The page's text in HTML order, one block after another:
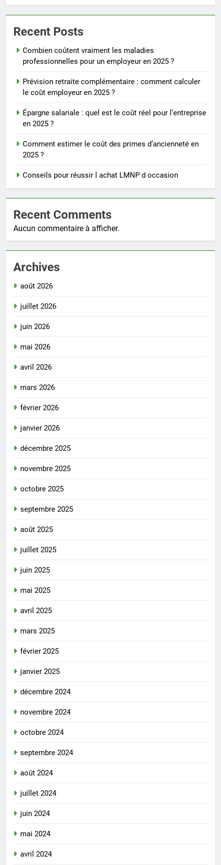
Recent Posts
Combien coûtent vraiment les maladies
professionnelles pour un employeur en 2025 ?
Prévision retraite complémentaire : comment calculer
le coût employeur en 2025 ?
Épargne salariale : quel est le coût réel pour l’entreprise
en 2025 ?
Comment estimer le coût des primes d’ancienneté en
2025 ?
Conseils pour réussir l achat LMNP d occasion
Recent Comments
Aucun commentaire à afficher.
Archives
août 2026
juillet 2026
juin 2026
mai 2026
avril 2026
mars 2026
février 2026
janvier 2026
décembre 2025
novembre 2025
octobre 2025
septembre 2025
août 2025
juillet 2025
juin 2025
mai 2025
avril 2025
mars 2025
février 2025
janvier 2025
décembre 2024
novembre 2024
octobre 2024
septembre 2024
août 2024
juillet 2024
juin 2024
mai 2024
avril 2024